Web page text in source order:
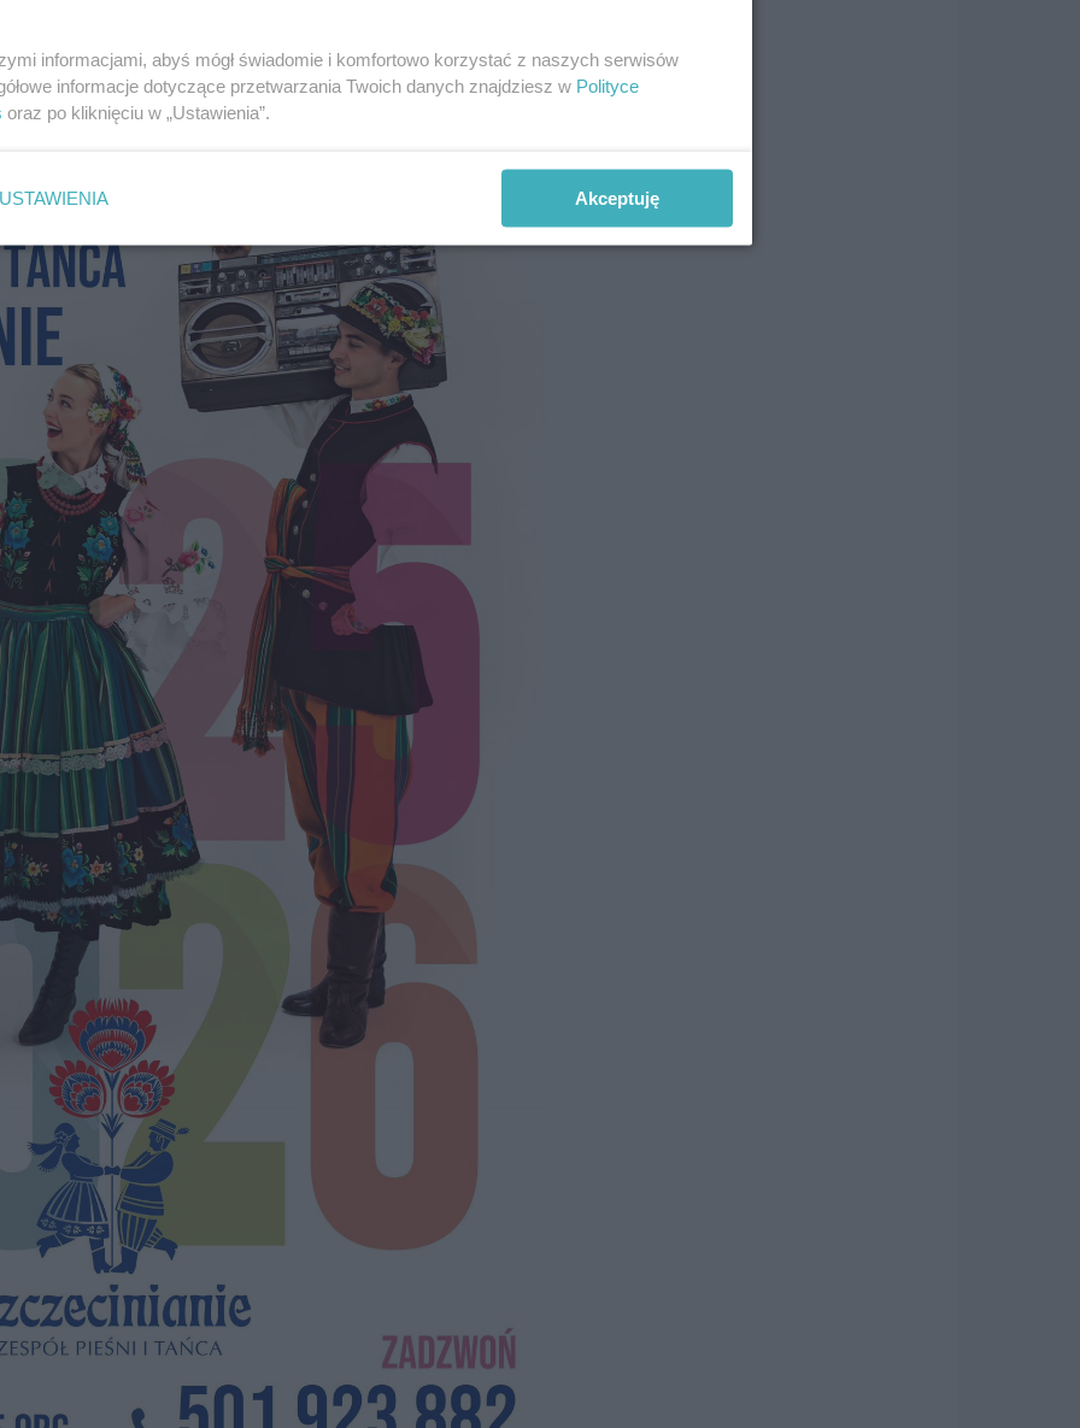
w bardzo ciekawych projektach.
stąd też pojawiliśmy się na Męskim Graniu czy
by być częścią je jubileuszu. Naprawdę w niejednym
przyznaje Kamiński.
informacjami, abyś mógł świadomie i komfortowo korzystać z naszych serwisów
informacje dotyczące przetwarzania Twoich danych znajdziesz w Polityce
oraz po kliknięciu w „Ustawienia”.
USTAWIENIA Akceptuję